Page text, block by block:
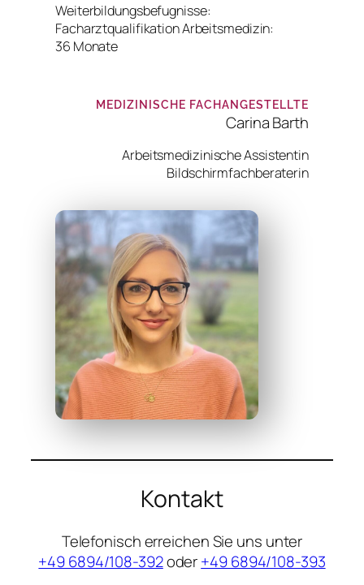
Weiterbildungsbefugnisse:
Facharztqualifikation Arbeitsmedizin:
36 Monate
MEDIZINISCHE FACHANGESTELLTE
Carina Barth
Arbeitsmedizinische Assistentin
Bildschirmfachberaterin
Kontakt
Telefonisch erreichen Sie uns unter
+49 6894/108-392oder+49 6894/108-393